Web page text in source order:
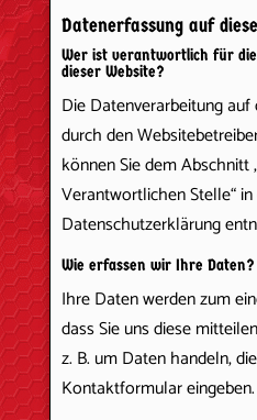
Datenerfassung auf
Wer ist verantwortlich für
dieser Website?
Die Datenverarbeitung
durch den
können Sie dem Abschnitt
Verantwortlichen Stelle“
Datenschutzerklärung
Wie erfassen wir Ihre Daten?
Ihre Daten werden zum
dass Sie uns diese
z. B. um Daten handeln,
Kontaktformular eingeben.